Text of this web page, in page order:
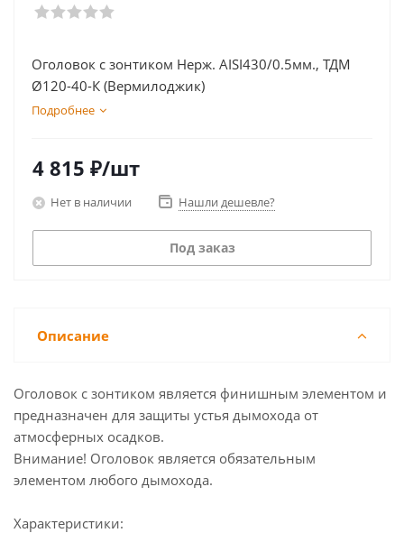
Оголовок с зонтиком Нерж. AISI430/0.5мм., ТДМ
Ø120-40-К (Вермилоджик)
Подробнее
4 815 ₽/шт
Нет в наличии Нашли дешевле?
Под заказ
Описание
Оголовок с зонтиком является финишным элементом и
предназначен для защиты устья дымохода от
атмосферных осадков.
Внимание! Оголовок является обязательным
элементом любого дымохода.
Характеристики: